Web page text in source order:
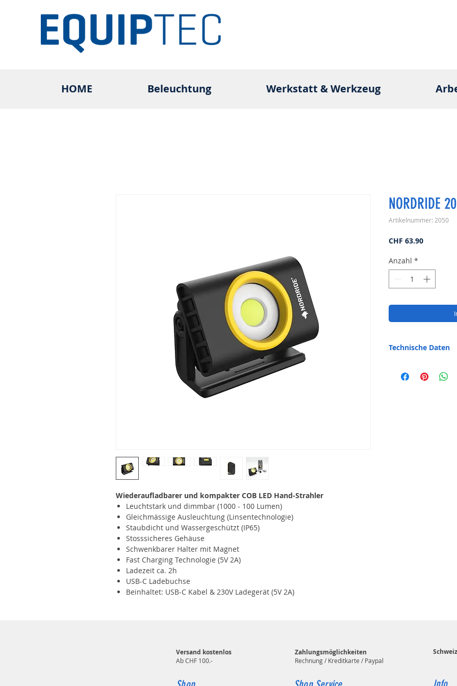
HOME Beleuchtung Werkstatt & Werkzeug
Wiederaufladbarer und kompakter COB LED Hand-Strahler
Leuchtstark und dimmbar (1000 - 100 Lumen)
Gleichmässige Ausleuchtung (Linsentechnologie)
Staubdicht und Wassergeschützt (IP65)
Stosssicheres Gehäuse
Schwenkbarer Halter mit Magnet
Fast Charging Technologie (5V 2A)
Ladezeit ca. 2h
USB-C Ladebuchse
Beinhaltet: USB-C Kabel & 230V Ladegerät (5V 2A)
NORDRIDE
Artikelnummer: 2050
CHF 63.90Preis
Anzahl *
Technische Daten
100 - 1000 Lumen
IP65
Versand kostenlos
Ab CHF 100.-
Zahlungsmöglichkeiten
Rechnung / Kreditkarte / Paypal